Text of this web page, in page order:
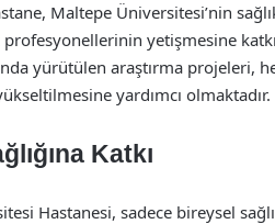
Maltepe Üniversitesi’nin
profesyonellerinin yetişmesine
yürütülen araştırma projeleri,
yardımcı olmaktadır.
Katkı
Hastanesi, sadece bireysel